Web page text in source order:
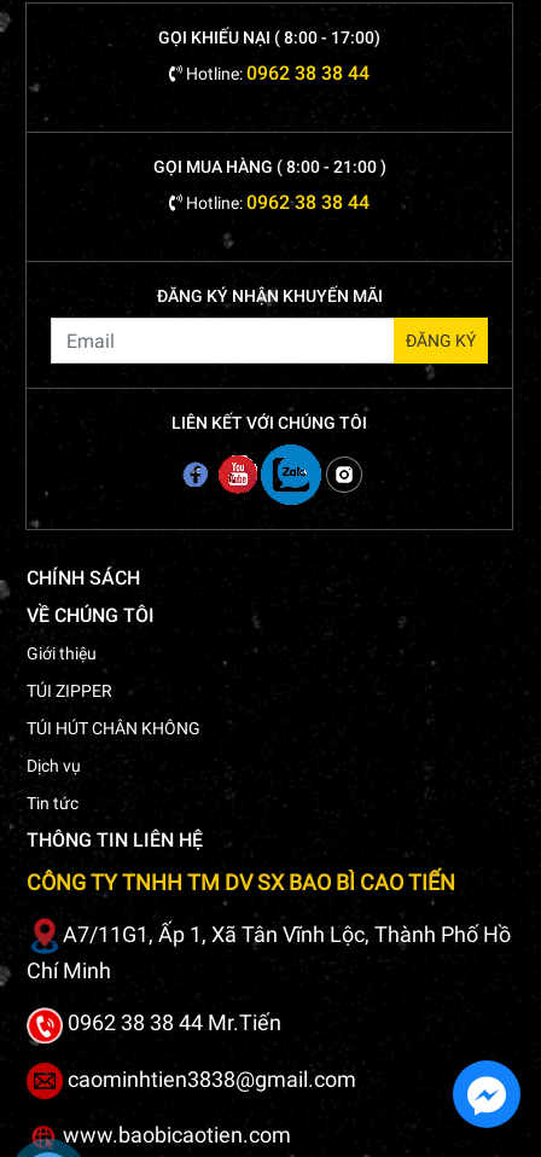
GỌI KHIẾU NẠI ( 8:00 - 17:00)
Hotline:0962 38 38 44
GỌI MUA HÀNG ( 8:00 - 21:00 )
Hotline:0962 38 38 44
ĐĂNG KÝ NHẬN KHUYẾN MÃI
LIÊN KẾT VỚI CHÚNG TÔI
CHÍNH SÁCH
VỀ CHÚNG TÔI
Giới thiệu
TÚI ZIPPER
TÚI HÚT CHÂN KHÔNG
Dịch vụ
Tin tức
THÔNG TIN LIÊN HỆ
CÔNG TY TNHH TM DV SX BAO BÌ CAO TIẾN
A7/11G1, Ấp 1, Xã Tân Vĩnh Lộc, Thành Phố Hồ
Chí Minh
0962 38 38 44 Mr.Tiến
caominhtien3838@gmail.com
www.baobicaotien.com